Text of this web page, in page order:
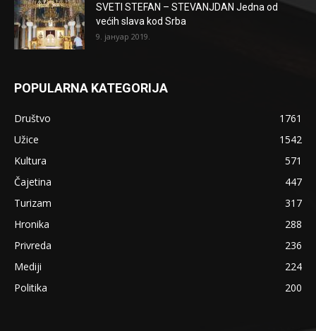
SVETI STEFAN – STEVANJDAN Jedna od
većih slava kod Srba
9. јануар 2019.
POPULARNA KATEGORIJA
Društvo
1761
Užice
1542
Kultura
571
Čajetina
447
Turizam
317
Hronika
288
Privreda
236
Mediji
224
Politika
200